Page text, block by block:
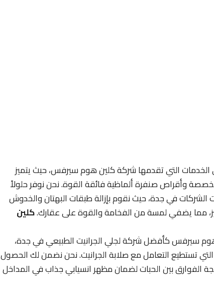
الخدمات التي تقدمها شركة كلين هوم سيرفس، حيث يتميز
وأقراص صنفرة ألماظية فائقة القوة. نحن نوفر حلولاً
الشركات في جدة، حيث نقوم بإزالة طبقات البهتان والخدوش
مما يضفي لمسة من الفخامة والقوة على عقارك.كلين
سيرفس كأفضل شركة لجلي الجرانيت الطبيعي في جدة،
التي تستطيع التعامل مع صلابة الجرانيت. نحن نضمن لك الحصول
الفوارق بين الحبات لضمان مظهر انسيابي جذاب في المداخل